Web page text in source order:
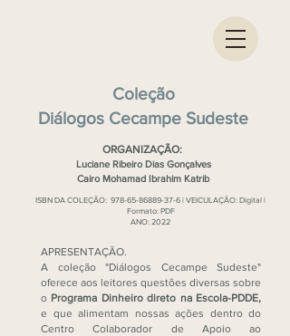
Coleção
Diálogos Cecampe Sudeste
ORGANIZAÇÃO:
Luciane Ribeiro Dias Gonçalves
Cairo Mohamad Ibrahim Katrib
ISBN DA COLEÇÃO: 978-65-86889-37-6|VEICULAÇÃO: Digital |
Formato: PDF
ANO: 2022
APRESENTAÇÃO.
A coleção "Diálogos Cecampe Sudeste"
oferece aos leitores questões diversas sobre
o Programa Dinheiro direto na Escola-PDDE,
e que alimentam nossas ações dentro do
Centro Colaborador de Apoio ao